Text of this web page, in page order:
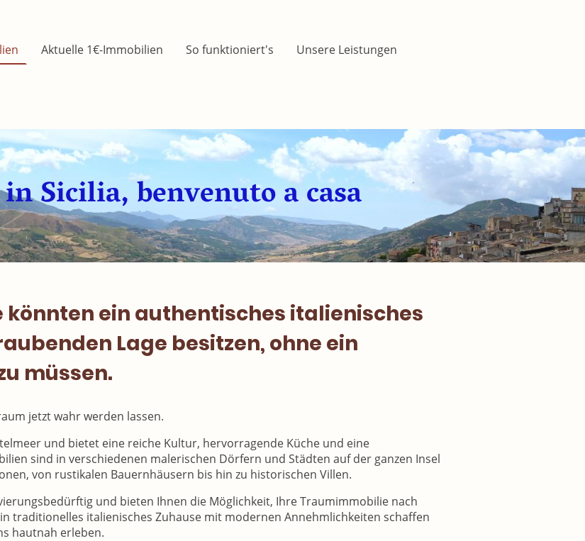
Aktuelle 1€-Immobilien So funktioniert's
Unsere Leistungen
Sicilia, benvenuto a casa
könnten ein authentisches italienisches
Lage besitzen, ohne ein
müssen.
jetzt wahr werden lassen.
und bietet eine reiche Kultur, hervorragende Küche und eine
sind in verschiedenen malerischen Dörfern und Städten auf der ganzen Insel
von rustikalen Bauernhäusern bis hin zu historischen Villen.
und bieten Ihnen die Möglichkeit, Ihre Traumimmobilie nach
traditionelles italienisches Zuhause mit modernen Annehmlichkeiten schaffen
hautnah erleben.